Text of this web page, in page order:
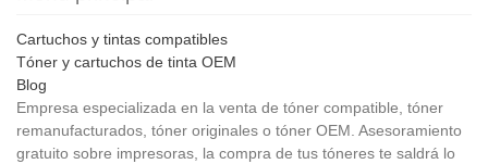
Cartuchos y tintas compatibles
Tóner y cartuchos de tinta OEM
Blog
Empresa especializada en la venta de tóner compatible, tóner
remanufacturados, tóner originales o tóner OEM. Asesoramiento
gratuito sobre impresoras, la compra de tus tóneres te saldrá lo